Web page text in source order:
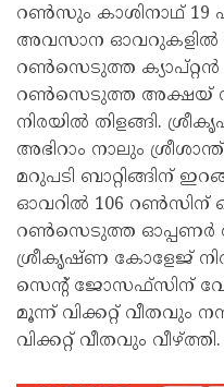
റൺസും കാശിനാഥ് 19
അവസാന ഓവറുകളിൽ
റൺസെടുത്ത ക്യാപ്റ്റൻ
റൺസെടുത്ത അക്ഷയ്
നിരയിൽ തിളങ്ങി.
അഭിറാം നാലും
മറുപടി ബാറ്റിങ്ങിന്
ഓവറിൽ 106 റൺസിന്
റൺസെടുത്ത ഓപ്പണർ
ശ്രീകൃഷ്ണ കോളേജ്
സെന്റ് ജോസഫ്സിന്
മൂന്ന് വിക്കറ്റ് വീതവും
വിക്കറ്റ് വീതവും വീഴ്ത്തി.